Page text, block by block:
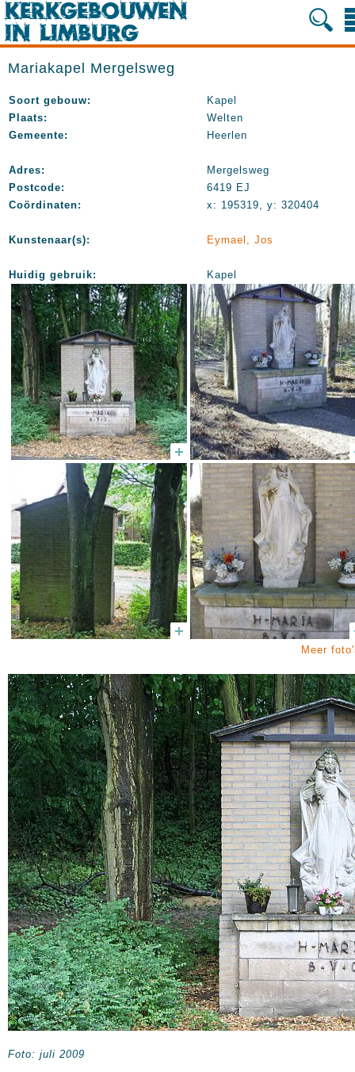
Mariakapel Mergelsweg
Soort gebouw:
Kapel
Plaats:
Welten
Gemeente:
Heerlen
Adres:
Mergelsweg
Postcode:
6419 EJ
Coördinaten:
x: 195319, y: 320404
Kunstenaar(s): Eymael, Jos
Huidig gebruik: Kapel
Meer
Foto: juli 2009